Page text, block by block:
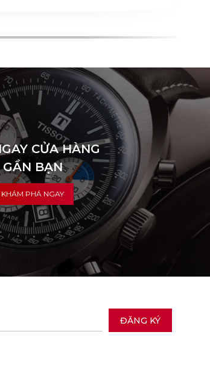
CỬA HÀNG
GẦN BẠN
KHÁM PHÁ NGAY